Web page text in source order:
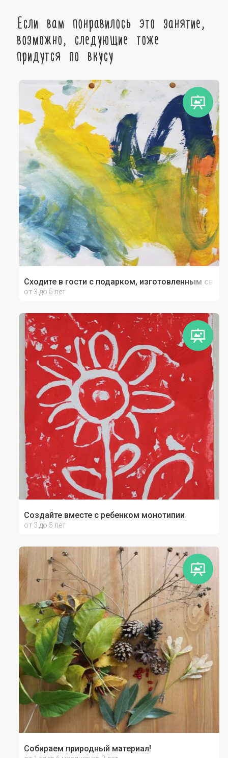
Если вам понравилось это занятие,
возможно, следующие тоже
придутся по вкусу
Сходите в гости с подарком, изготовленным
от 3 до 5 лет
Создайте вместе с ребенком монотипии
от 3 до 5 лет
Собираем природный материал!